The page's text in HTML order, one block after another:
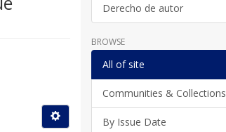
Derecho de autor
BROWSE
All of site
Communities & Collections
By Issue Date